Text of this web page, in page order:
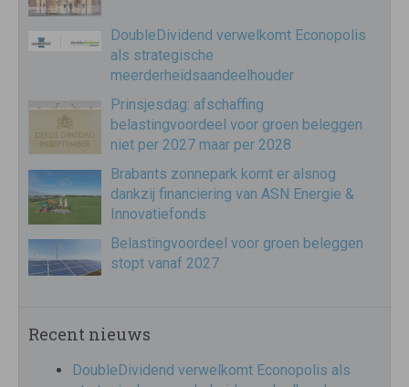
DoubleDividend verwelkomt Econopolis
als strategische
meerderheidsaandeelhouder
Prinsjesdag: afschaffing
belastingvoordeel voor groen beleggen
niet per 2027 maar per 2028
Brabants zonnepark komt er alsnog
dankzij financiering van ASN Energie &
Innovatiefonds
Belastingvoordeel voor groen beleggen
stopt vanaf 2027
Recent nieuws
DoubleDividend verwelkomt Econopolis als